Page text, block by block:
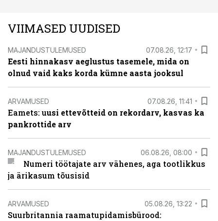
VIIMASED UUDISED
MAJANDUSTULEMUSED 07.08.26, 12:17
Eesti hinnakasv aeglustus tasemele, mida on
olnud vaid kaks korda kümne aasta jooksul
ARVAMUSED 07.08.26, 11:41
Eamets: uusi ettevõtteid on rekordarv, kasvas ka
pankrottide arv
MAJANDUSTULEMUSED 06.08.26, 08:00
Numeri töötajate arv vähenes, aga tootlikkus
ja ärikasum tõusisid
ARVAMUSED 05.08.26, 13:22
Suurbritannia raamatupidamisbürood: